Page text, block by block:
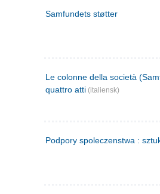
Samfundets støtter
Le colonne della società
quattro atti (italiensk)
Podpory spoleczenstwa :